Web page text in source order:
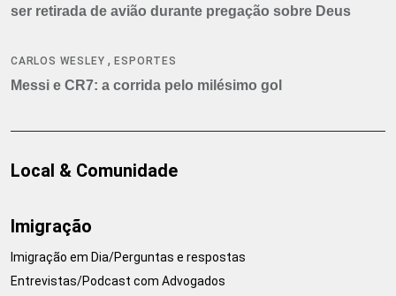
ser retirada de avião durante pregação sobre Deus
CARLOS WESLEY ,ESPORTES
Messi e CR7: a corrida pelo milésimo gol
Local & Comunidade
Imigração
Imigração em Dia/Perguntas e respostas
Entrevistas/Podcast com Advogados